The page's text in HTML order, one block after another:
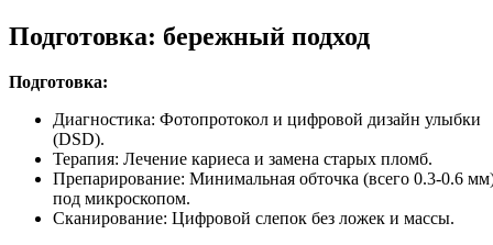
Подготовка: бережный подход
Подготовка:
Диагностика: Фотопротокол и цифровой дизайн улыбки
(DSD).
Терапия: Лечение кариеса и замена старых пломб.
Препарирование: Минимальная обточка (всего 0.3-0.6
под микроскопом.
Сканирование: Цифровой слепок без ложек и массы.